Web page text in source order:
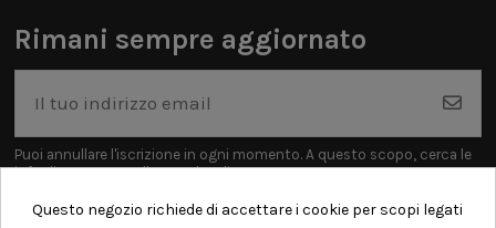
Rimani sempre aggiornato
Puoi annullare l'iscrizione in ogni momento. A questo scopo, cerca le
info di contatto nelle note legali.
Questo negozio richiede di accettare i cookie per scopi legati